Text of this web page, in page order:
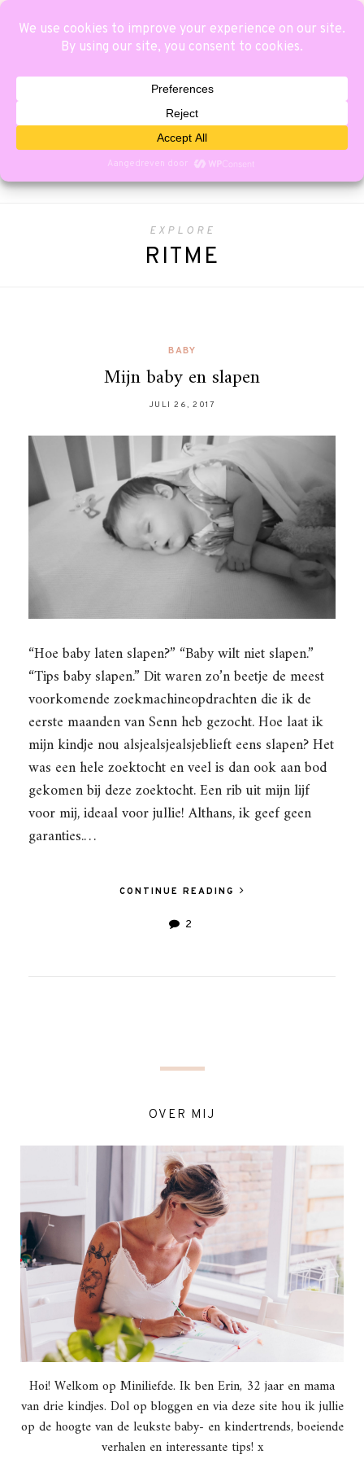
EXPLORE
RITME
BABY
Mijn baby en slapen
JULI 26, 2017
“Hoe baby laten slapen?” “Baby wilt niet slapen.”
“Tips baby slapen.” Dit waren zo’n beetje de meest
voorkomende zoekmachineopdrachten die ik de
eerste maanden van Senn heb gezocht. Hoe laat ik
mijn kindje nou alsjealsjealsjeblieft eens slapen? Het
was een hele zoektocht en veel is dan ook aan bod
gekomen bij deze zoektocht. Een rib uit mijn lijf
voor mij, ideaal voor jullie! Althans, ik geef geen
garanties.…
CONTINUE READING
2
OVER MIJ
Hoi! Welkom op Miniliefde. Ik ben Erin, 32 jaar en mama
van drie kindjes. Dol op bloggen en via deze site hou ik jullie
op de hoogte van de leukste baby- en kindertrends, boeiende
verhalen en interessante tips! x